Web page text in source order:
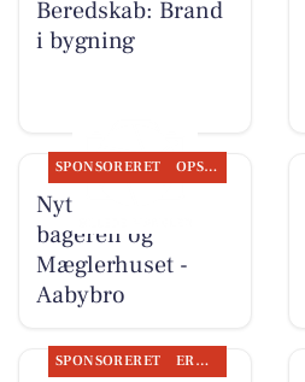
Beredskab: Brand
i bygning
SPONSORERET OPSLAGSTAVLEN
Nyt fra Aaby-
bageren og
Mæglerhuset -
Aabybro
SPONSORERET ERHVERV